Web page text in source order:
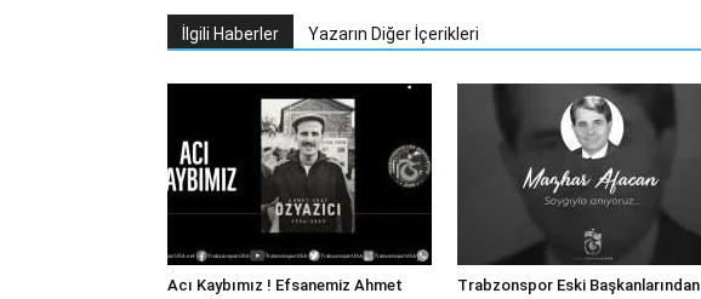
İlgili Haberler Yazarın Diğer İçerikleri
Acı Kaybımız ! Efsanemiz Ahmet
Trabzonspor Eski Başkanlarından